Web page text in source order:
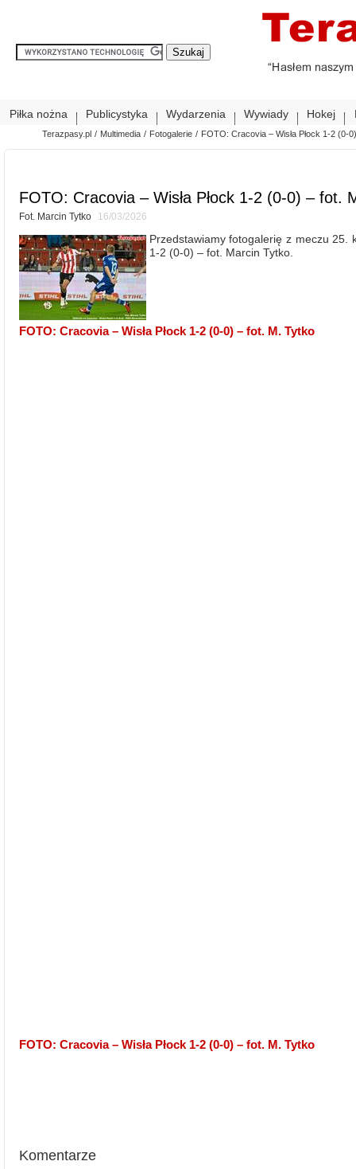
Piłka nożna Publicystyka Wydarzenia Wywiady Hokej
Terazpasy.pl / Multimedia / Fotogalerie / FOTO: Cracovia – Wisła Płock 1-2 (0-
FOTO: Cracovia – Wisła Płock 1-2 (0-0) – fot.
Fot. Marcin Tytko 16/03/2026
Przedstawiamy fotogalerię z meczu 25.
1-2 (0-0) – fot. Marcin Tytko.
FOTO: Cracovia – Wisła Płock 1-2 (0-0) – fot. M. Tytko
FOTO: Cracovia – Wisła Płock 1-2 (0-0) – fot. M. Tytko
Komentarze